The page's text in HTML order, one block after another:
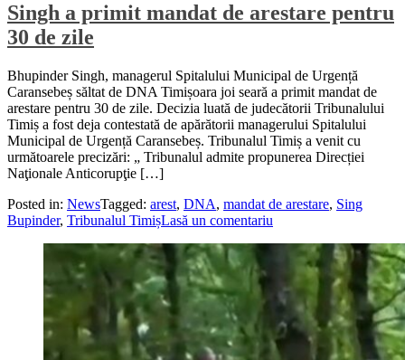
Singh a primit mandat de arestare pentru
30 de zile
Bhupinder Singh, managerul Spitalului Municipal de Urgență
Caransebeș săltat de DNA Timișoara joi seară a primit mandat de
arestare pentru 30 de zile. Decizia luată de judecătorii Tribunalului
Timiș a fost deja contestată de apărătorii managerului Spitalului
Municipal de Urgență Caransebeș. Tribunalul Timiș a venit cu
următoarele precizări: „ Tribunalul admite propunerea Direcției
Naţionale Anticorupţie […]
Posted in: NewsTagged: arest, DNA, mandat de arestare, Sing
Bupinder, Tribunalul TimișLasă un comentariu